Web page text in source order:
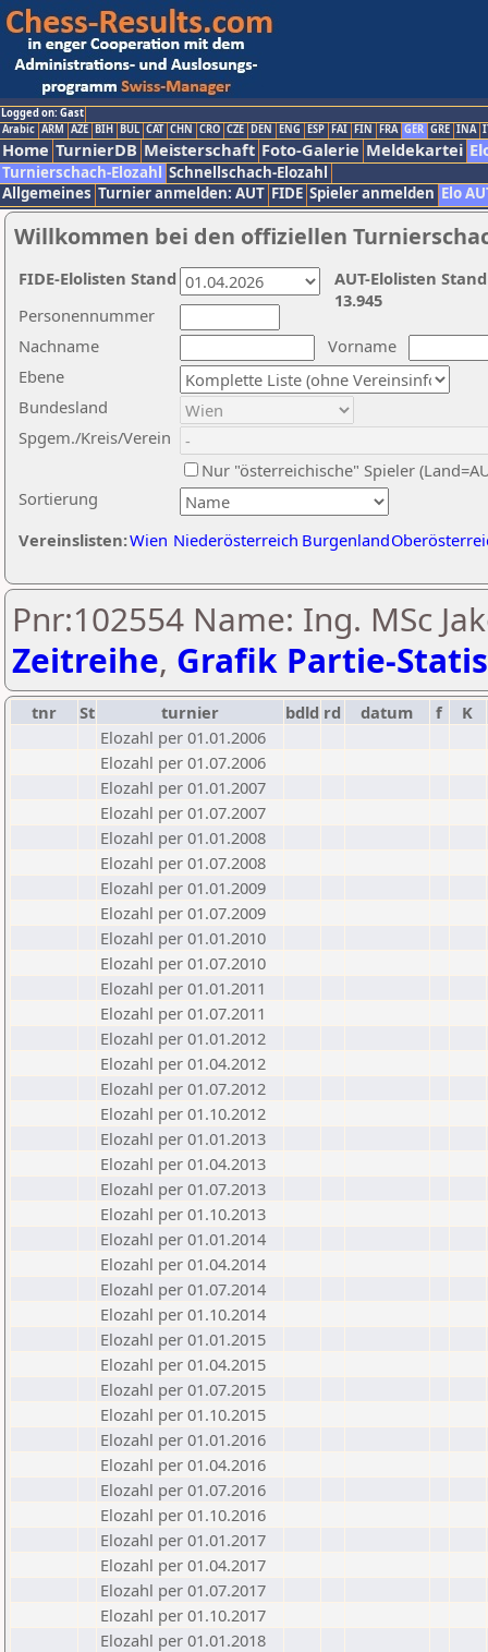
Logged on: Gast
Arabic ARM AZE BIH BUL CAT CHN CRO CZE DEN ENG ESP FAI FIN FRA GER GRE INA
Home TurnierDB Meisterschaft Foto-Galerie Meldekartei
Turnierschach-Elozahl Schnellschach-Elozahl
Allgemeines Turnier anmelden: AUT FIDE Spieler anmelden Elo
Willkommen bei den offiziellen
Nachname
Vorname
Ebene
Sortierung
Personennummer
Bundesland
Spgem./Kreis/Verein
Nur "österreichische" Spieler
Vereinslisten:Wien Niederösterreich Burgenland
AUT-Elolisten
13.945
FIDE-Elolisten Stand
Pnr:102554 Name: Ing. MSc
Zeitreihe, Grafik Partie-
tnr St turnier bdld rd datum f
K
Elozahl per 01.01.2006
Elozahl per 01.07.2006
Elozahl per 01.01.2007
Elozahl per 01.07.2007
Elozahl per 01.01.2008
Elozahl per 01.07.2008
Elozahl per 01.01.2009
Elozahl per 01.07.2009
Elozahl per 01.01.2010
Elozahl per 01.07.2010
Elozahl per 01.01.2011
Elozahl per 01.07.2011
Elozahl per 01.01.2012
Elozahl per 01.04.2012
Elozahl per 01.07.2012
Elozahl per 01.10.2012
Elozahl per 01.01.2013
Elozahl per 01.04.2013
Elozahl per 01.07.2013
Elozahl per 01.10.2013
Elozahl per 01.01.2014
Elozahl per 01.04.2014
Elozahl per 01.07.2014
Elozahl per 01.10.2014
Elozahl per 01.01.2015
Elozahl per 01.04.2015
Elozahl per 01.07.2015
Elozahl per 01.10.2015
Elozahl per 01.01.2016
Elozahl per 01.04.2016
Elozahl per 01.07.2016
Elozahl per 01.10.2016
Elozahl per 01.01.2017
Elozahl per 01.04.2017
Elozahl per 01.07.2017
Elozahl per 01.10.2017
Elozahl per 01.01.2018